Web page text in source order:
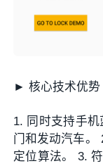
► 核心技术优势
1. 同时支持手
门和发动汽车。
定位算法。 3.